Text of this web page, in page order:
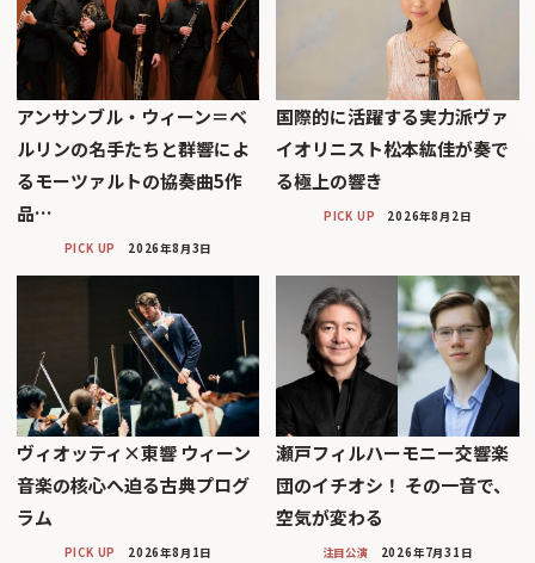
アンサンブル・ウィーン＝ベ
ルリンの名手たちと群響によ
るモーツァルトの協奏曲5作
品…
PICK UP 2026年8月3日
国際的に活躍する実力派ヴァ
イオリニスト松本紘佳が奏で
る極上の響き
PICK UP 2026年8月2日
ヴィオッティ×東響 ウィーン
音楽の核心へ迫る古典プログ
ラム
PICK UP 2026年8月1日
瀬戸フィルハーモニー交響楽
団のイチオシ！ その一音で、
空気が変わる
注目公演 2026年7月31日